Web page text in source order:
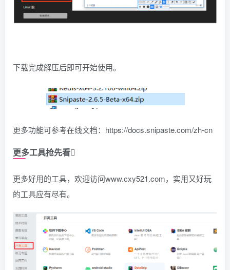
下载完成解压后即可开始使用。
更多功能可参考在线文档：https://docs.snipaste.com/zh-cn
更多工具抢先看
更多好用的工具，欢迎访问www.cxy521.com，实用又好玩
的工具应有尽有。